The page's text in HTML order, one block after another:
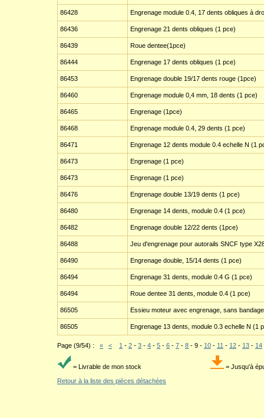
86428 Engrenage module 0.4, 17 dents obliques à
86436 Engrenage 21 dents obliques (1 pce)
86439 Roue dentee(1pce)
86444 Engrenage 17 dents obliques (1 pce)
86453 Engrenage double 19/17 dents rouge (1pce)
86460 Engrenage module 0,4 mm, 18 dents (1 pce)
86465 Engrenage (1pce)
86468 Engrenage module 0.4, 29 dents (1 pce)
86471 Engrenage 12 dents module 0.4 echelle N (1
86473 Engrenage (1 pce)
86473 Engrenage (1 pce)
86476 Engrenage double 13/19 dents (1 pce)
86480 Engrenage 14 dents, module 0.4 (1 pce)
86482 Engrenage double 12/22 dents (1pce)
86488 Jeu d'engrenage pour autorails SNCF type
86490 Engrenage double, 15/14 dents (1 pce)
86494 Engrenage 31 dents, module 0.4 G (1 pce)
86494 Roue dentee 31 dents, module 0.4 (1 pce)
86505 Essieu moteur avec engrenage, sans
86505 Engrenage 13 dents, module 0.3 echelle N (1
Page (9/54) : « < 1 - 2 - 3 - 4 - 5 - 6 - 7 - 8 - 9 - 10 - 11 - 12 - 13 - 14
= Livrable de mon stock = Jusqu'à
Retour à la liste des pièces détachées